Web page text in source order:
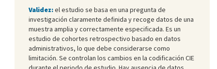
Validez:el estudio se basa en una pregunta de
investigación claramente definida y recoge datos de una
muestra amplia y correctamente especificada. Es un
estudio de cohortes retrospectivo basado en datos
administrativos, lo que debe considerarse como
limitación. Se controlan los cambios en la codificación CIE